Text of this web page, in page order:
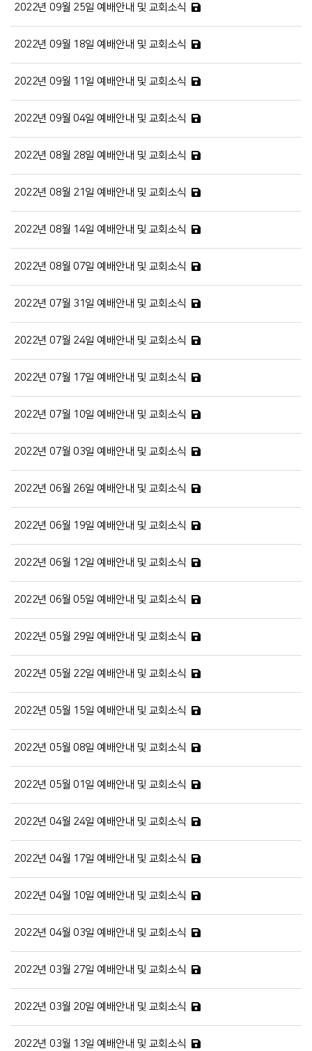
2022년 09월 25일 예배안내 및 교회소식
2022년 09월 18일 예배안내 및 교회소식
2022년 09월 11일 예배안내 및 교회소식
2022년 09월 04일 예배안내 및 교회소식
2022년 08월 28일 예배안내 및 교회소식
2022년 08월 21일 예배안내 및 교회소식
2022년 08월 14일 예배안내 및 교회소식
2022년 08월 07일 예배안내 및 교회소식
2022년 07월 31일 예배안내 및 교회소식
2022년 07월 24일 예배안내 및 교회소식
2022년 07월 17일 예배안내 및 교회소식
2022년 07월 10일 예배안내 및 교회소식
2022년 07월 03일 예배안내 및 교회소식
2022년 06월 26일 예배안내 및 교회소식
2022년 06월 19일 예배안내 및 교회소식
2022년 06월 12일 예배안내 및 교회소식
2022년 06월 05일 예배안내 및 교회소식
2022년 05월 29일 예배안내 및 교회소식
2022년 05월 22일 예배안내 및 교회소식
2022년 05월 15일 예배안내 및 교회소식
2022년 05월 08일 예배안내 및 교회소식
2022년 05월 01일 예배안내 및 교회소식
2022년 04월 24일 예배안내 및 교회소식
2022년 04월 17일 예배안내 및 교회소식
2022년 04월 10일 예배안내 및 교회소식
2022년 04월 03일 예배안내 및 교회소식
2022년 03월 27일 예배안내 및 교회소식
2022년 03월 20일 예배안내 및 교회소식
2022년 03월 13일 예배안내 및 교회소식